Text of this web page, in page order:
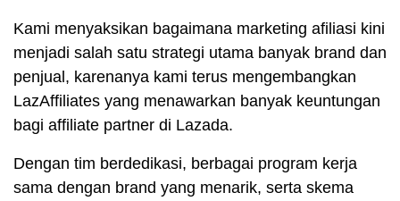
Kami menyaksikan bagaimana marketing afiliasi kini
menjadi salah satu strategi utama banyak brand dan
penjual, karenanya kami terus mengembangkan
LazAffiliates yang menawarkan banyak keuntungan
bagi affiliate partner di Lazada.
Dengan tim berdedikasi, berbagai program kerja
sama dengan brand yang menarik, serta skema